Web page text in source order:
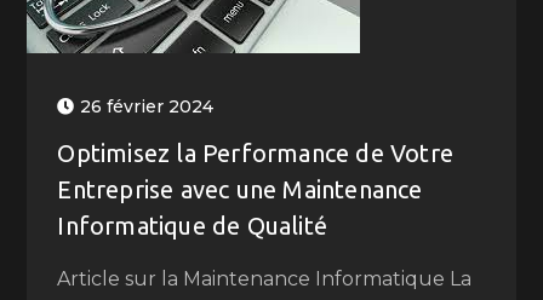
26 février 2024
Optimisez la Performance de Votre
Entreprise avec une Maintenance
Informatique de Qualité
Article sur la Maintenance Informatique La